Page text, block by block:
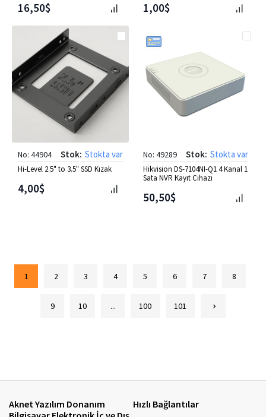
16,50$ 1,00$
No: 44904 Stok: Stokta var
Hi-Level 2.5" to 3.5" SSD Kızak
4,00$
No: 49289 Stok: Stokta var
Hikvision DS-7104NI-Q1 4 Kanal 1
Sata NVR Kayıt Cihazı
50,50$
1 2 3 4 5 6 7 8
9 10 ... 100 101
Aknet Yazılım Donanım
Hızlı Bağlantılar